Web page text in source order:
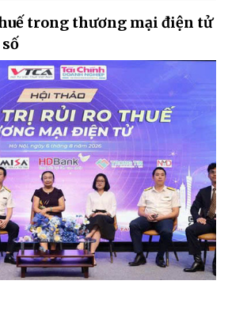
trong thương mại điện tử